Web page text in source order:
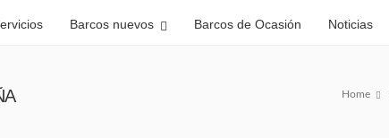
Barcos nuevos Barcos de Ocasión Noticias
Home